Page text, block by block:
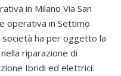
in Milano Via San
operativa in Settimo
società ha per oggetto la
riparazione di
Ibridi ed elettrici.